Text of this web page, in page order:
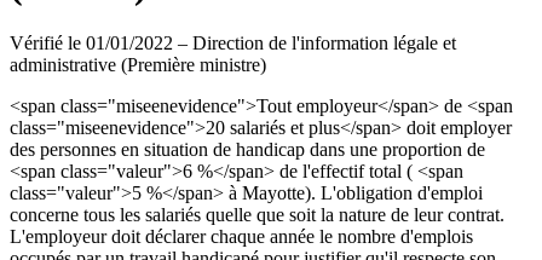
Vérifié le 01/01/2022 – Direction de l'information légale et
administrative (Première ministre)
<span class="miseenevidence">Tout employeur</span> de <span
class="miseenevidence">20 salariés et plus</span> doit employer
des personnes en situation de handicap dans une proportion de
<span class="valeur">6 %</span> de l'effectif total ( <span
class="valeur">5 %</span> à Mayotte). L'obligation d'emploi
concerne tous les salariés quelle que soit la nature de leur contrat.
L'employeur doit déclarer chaque année le nombre d'emplois